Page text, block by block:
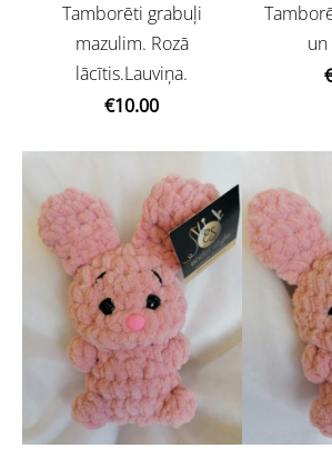
Tamborēti grabuļi
mazulim. Rozā
lācītis.Lauviņa.
€10.00
un